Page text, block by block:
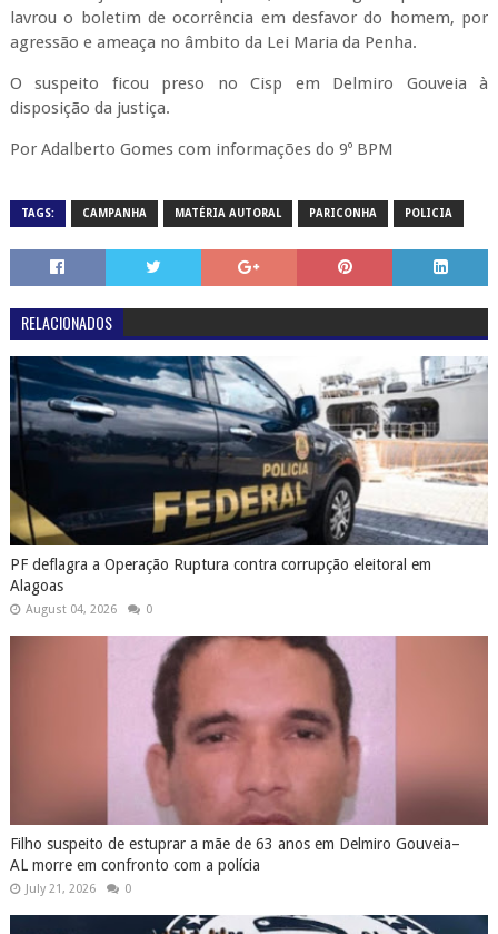
lavrou o boletim de ocorrência em desfavor do homem, por
agressão e ameaça no âmbito da Lei Maria da Penha.
O suspeito ficou preso no Cisp em Delmiro Gouveia à
disposição da justiça.
Por Adalberto Gomes com informações do 9º BPM
TAGS: CAMPANHA MATÉRIA AUTORAL PARICONHA POLICIA
RELACIONADOS
PF deflagra a Operação Ruptura contra corrupção eleitoral em
Alagoas
August 04, 2026 0
Filho suspeito de estuprar a mãe de 63 anos em Delmiro Gouveia–
AL morre em confronto com a polícia
July 21, 2026 0